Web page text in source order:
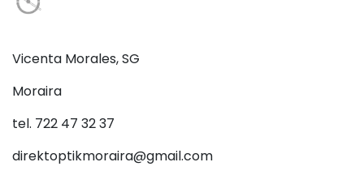
Vicenta Morales, SG
Moraira
tel. 722 47 32 37
direktoptikmoraira@gmail.com